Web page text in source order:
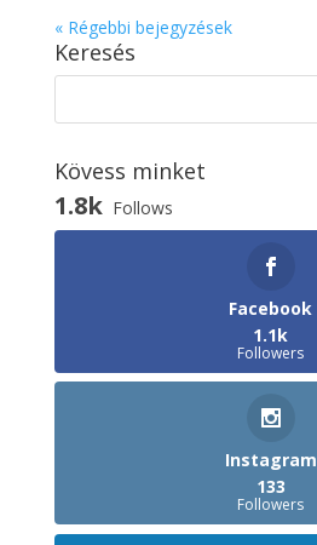
« Régebbi bejegyzések
Keresés
Kövess minket
1.8k Follows
Facebook
1.1k
Followers
Instagram
133
Followers